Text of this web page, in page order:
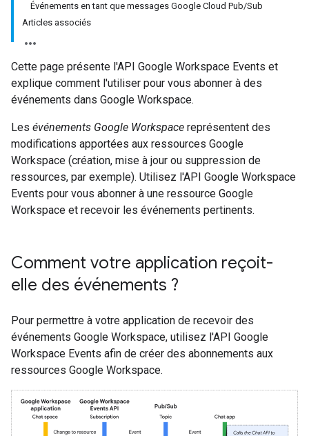
Événements en tant que messages Google Cloud Pub/Sub
Articles associés
Cette page présente l'API Google Workspace Events et
explique comment l'utiliser pour vous abonner à des
événements dans Google Workspace.
Les événements Google Workspace représentent des
modifications apportées aux ressources Google
Workspace (création, mise à jour ou suppression de
ressources, par exemple). Utilisez l'API Google Workspace
Events pour vous abonner à une ressource Google
Workspace et recevoir les événements pertinents.
Comment votre application reçoit-
elle des événements ?
Pour permettre à votre application de recevoir des
événements Google Workspace, utilisez l'API Google
Workspace Events afin de créer des abonnements aux
ressources Google Workspace.